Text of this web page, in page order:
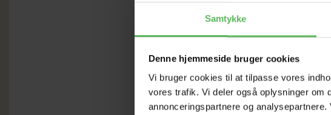
Samtykke
Denne hjemmeside bruger cookies
Vi bruger cookies til at tilpasse vores
vores trafik. Vi deler også oplysninger om
annonceringspartnere og